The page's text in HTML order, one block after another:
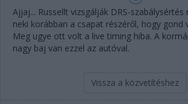
EGYÉB
PODCAST
SHOP
LIVE
TIPPJÁTÉK
DIGITÁLIS MAGAZIN
Ajjaj... Russellt vizsgálják DRS-szabálysértés
neki korábban a csapat részéről, hogy gond
Meg ugye ott volt a live timing hiba. A
nagy baj van ezzel az autóval.
Vissza a közvetítéshez